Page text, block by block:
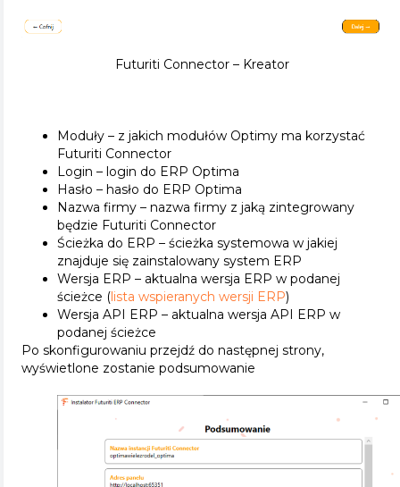
Futuriti Connector – Kreator
Moduły – z jakich modułów Optimy ma korzystać
Futuriti Connector
Login – login do ERP Optima
Hasło – hasło do ERP Optima
Nazwa firmy – nazwa firmy z jaką zintegrowany
będzie Futuriti Connector
Ścieżka do ERP – ścieżka systemowa w jakiej
znajduje się zainstalowany system ERP
Wersja ERP – aktualna wersja ERP w podanej
ścieżce ( lista wspieranych wersji ERP)
Wersja API ERP – aktualna wersja API ERP w
podanej ścieżce
Po skonfigurowaniu przejdź do następnej strony,
wyświetlone zostanie podsumowanie